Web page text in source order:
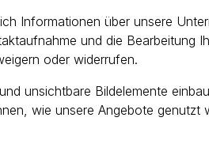
Informationen über unsere
und die Bearbeitung
oder widerrufen.
unsichtbare Bildelemente
wie unsere Angebote genutzt